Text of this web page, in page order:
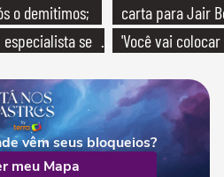
o demitimos;
especialista se
carta para Jair
'Você vai
vêm seus bloqueios?
meu Mapa